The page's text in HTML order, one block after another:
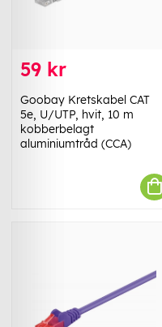
59 kr
Goobay Kretskabel CAT
5e, U/UTP, hvit, 10 m
kobberbelagt
aluminiumtråd (CCA)